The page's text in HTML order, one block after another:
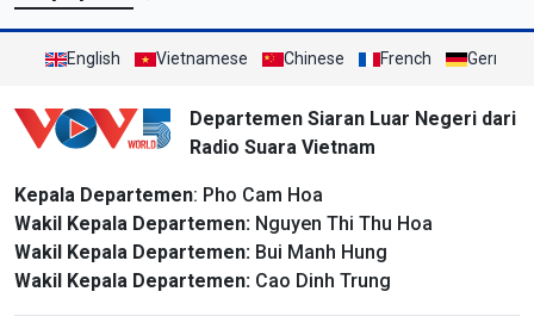
English Vietnamese Chinese French German
Departemen Siaran Luar Negeri dari
Radio Suara Vietnam
Kepala Departemen: Pho Cam Hoa
Wakil Kepala Departemen: Nguyen Thi Thu Hoa
Wakil Kepala Departemen: Bui Manh Hung
Wakil Kepala Departemen: Cao Dinh Trung